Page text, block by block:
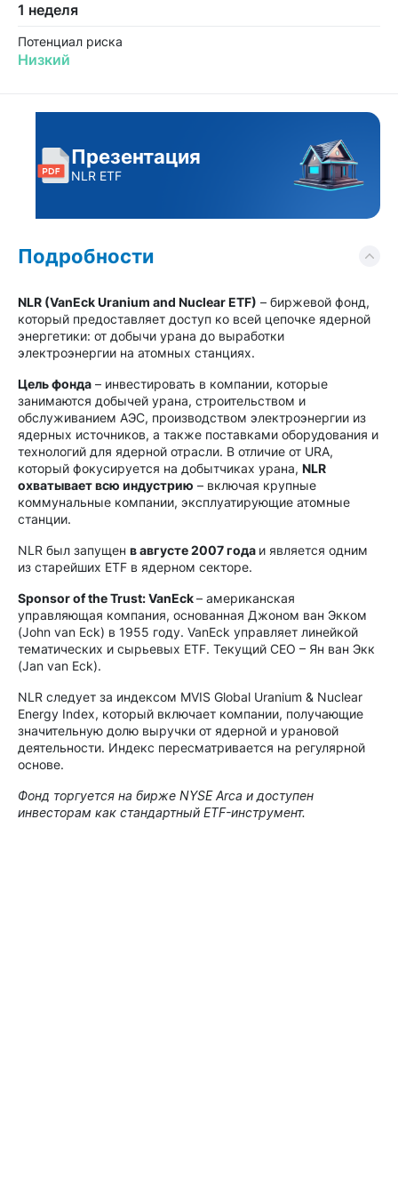
Подробности
NLR (VanEck Uranium and Nuclear ETF) – биржевой фонд,
который предоставляет доступ ко всей цепочке ядерной
энергетики: от добычи урана до выработки
электроэнергии на атомных станциях.
Цель фонда – инвестировать в компании, которые
занимаются добычей урана, строительством и
обслуживанием АЭС, производством электроэнергии из
ядерных источников, а также поставками оборудования и
технологий для ядерной отрасли. В отличие от URA,
который фокусируется на добытчиках урана, NLR
охватывает всю индустрию – включая крупные
коммунальные компании, эксплуатирующие атомные
станции.
NLR был запущен в августе 2007 года и является одним
из старейших ETF в ядерном секторе.
Sponsor of the Trust: VanEck– американская
управляющая компания, основанная Джоном ван Экком
(John van Eck) в 1955 году. VanEck управляет линейкой
тематических и сырьевых ETF. Текущий CEO – Ян ван Экк
(Jan van Eck).
NLR следует за индексом MVIS Global Uranium & Nuclear
Energy Index, который включает компании, получающие
значительную долю выручки от ядерной и урановой
деятельности. Индекс пересматривается на регулярной
основе.
Фонд торгуется на бирже NYSE Arca и доступен
инвесторам как стандартный ETF-инструмент.
1 неделя
Потенциал риска
Низкий
Презентация
NLR ETF